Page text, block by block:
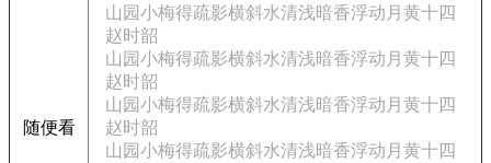
随便看
山园小梅得疏影横斜水清浅暗香浮动月黄十四
赵时韶
山园小梅得疏影横斜水清浅暗香浮动月黄十四
赵时韶
山园小梅得疏影横斜水清浅暗香浮动月黄十四
赵时韶
山园小梅得疏影横斜水清浅暗香浮动月黄十四